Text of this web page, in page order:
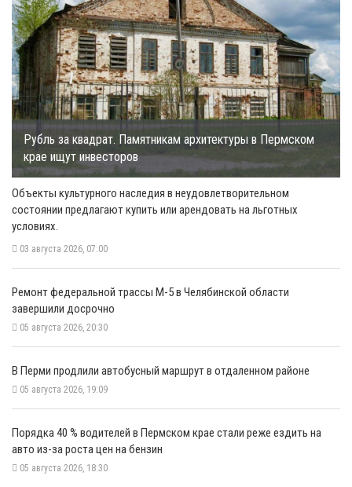
Рубль за квадрат. Памятникам архитектуры в Пермском
крае ищут инвесторов
Объекты культурного наследия в неудовлетворительном
состоянии предлагают купить или арендовать на льготных
условиях.
03 августа 2026, 07:00
Ремонт федеральной трассы М-5 в Челябинской области
завершили досрочно
05 августа 2026, 20:30
​В Перми продлили автобусный маршрут в отдаленном районе
05 августа 2026, 19:09
​Порядка 40 % водителей в Пермском крае стали реже ездить на
авто из-за роста цен на бензин
05 августа 2026, 18:30